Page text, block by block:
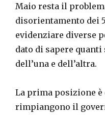
Maio resta il
disorientamento dei
evidenziare diverse
dato di sapere
dell’una e dell’altra.
La prima posizione
rimpiangono il